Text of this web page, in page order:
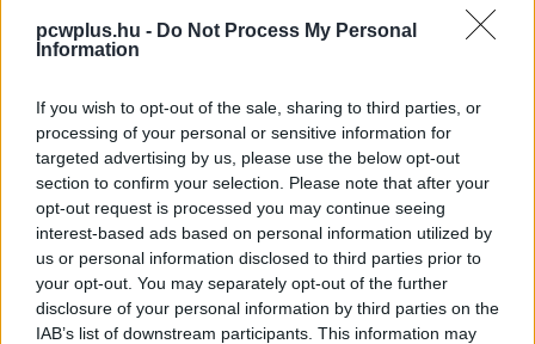
pcwplus.hu - Do Not Process My Personal
Information
If you wish to opt-out of the sale, sharing to third parties, or
processing of your personal or sensitive information for
targeted advertising by us, please use the below opt-out
section to confirm your selection. Please note that after your
opt-out request is processed you may continue seeing
interest-based ads based on personal information utilized by
us or personal information disclosed to third parties prior to
your opt-out. You may separately opt-out of the further
disclosure of your personal information by third parties on the
IAB’s list of downstream participants. This information may
kérdésekkel azonban egyáltalán nem tudnak
megbirkózni. A Bing ehhez képest a közeljövőben már
egy 5 napon át tartó nyaralásra is simán összerakott az
új Bing egy programlistát. De ez még közel sem minden.